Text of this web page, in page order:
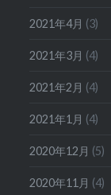
2021年4月 (3)
2021年3月 (4)
2021年2月 (4)
2021年1月 (4)
2020年12月 (5)
2020年11月 (4)